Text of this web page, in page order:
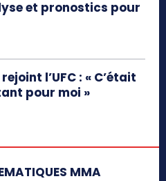
et pronostics pour
l’UFC : « C’était
pour moi »
MMA